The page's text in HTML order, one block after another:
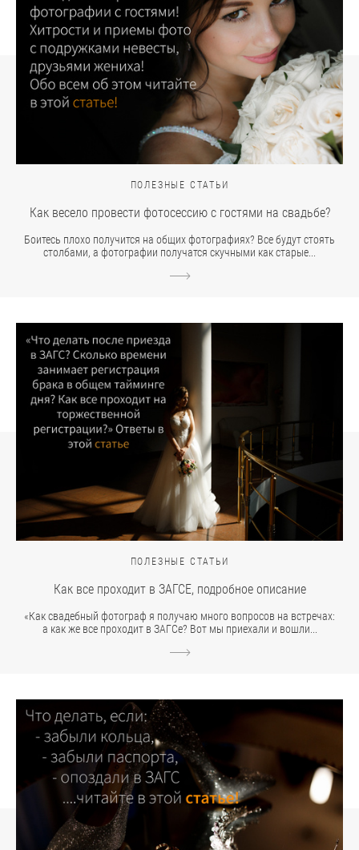
ПОЛЕЗНЫЕ СТАТЬИ
Как весело провести фотосессию с гостями на свадьбе?
Боитесь плохо получится на общих фотографиях? Все будут стоять
столбами, а фотографии получатся скучными как старые...
ПОЛЕЗНЫЕ СТАТЬИ
Как все проходит в ЗАГСЕ, подробное описание
«Как свадебный фотограф я получаю много вопросов на встречах:
а как же все проходит в ЗАГСе? Вот мы приехали и вошли...